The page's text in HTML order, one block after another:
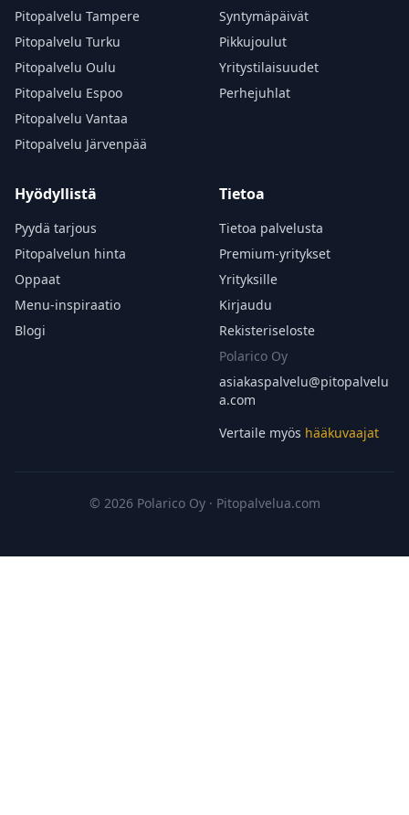
Pitopalvelu Tampere
Pitopalvelu Turku
Pitopalvelu Oulu
Pitopalvelu Espoo
Pitopalvelu Vantaa
Pitopalvelu Järvenpää
Syntymäpäivät
Pikkujoulut
Yritystilaisuudet
Perhejuhlat
Hyödyllistä
Pyydä tarjous
Pitopalvelun hinta
Oppaat
Menu-inspiraatio
Blogi
Tietoa
Tietoa palvelusta
Premium-yritykset
Yrityksille
Kirjaudu
Rekisteriseloste
Polarico Oy
asiakaspalvelu@pitopalvelu
a.com
Vertaile myös hääkuvaajat
© 2026 Polarico Oy · Pitopalvelua.com